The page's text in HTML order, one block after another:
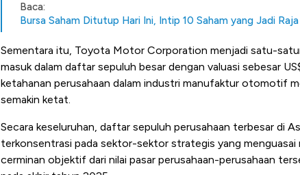
Baca:
Bursa Saham Ditutup Hari Ini, Intip 10 Saham yang Jadi
Sementara itu, Toyota Motor Corporation menjadi satu-
masuk dalam daftar sepuluh besar dengan valuasi sebesar
ketahanan perusahaan dalam industri manufaktur otomotif
semakin ketat.
Secara keseluruhan, daftar sepuluh perusahaan terbesar di
terkonsentrasi pada sektor-sektor strategis yang menguasai
cerminan objektif dari nilai pasar perusahaan-perusahaan